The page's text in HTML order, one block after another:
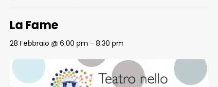
La Fame
28 Febbraio @ 6:00 pm - 8:30 pm